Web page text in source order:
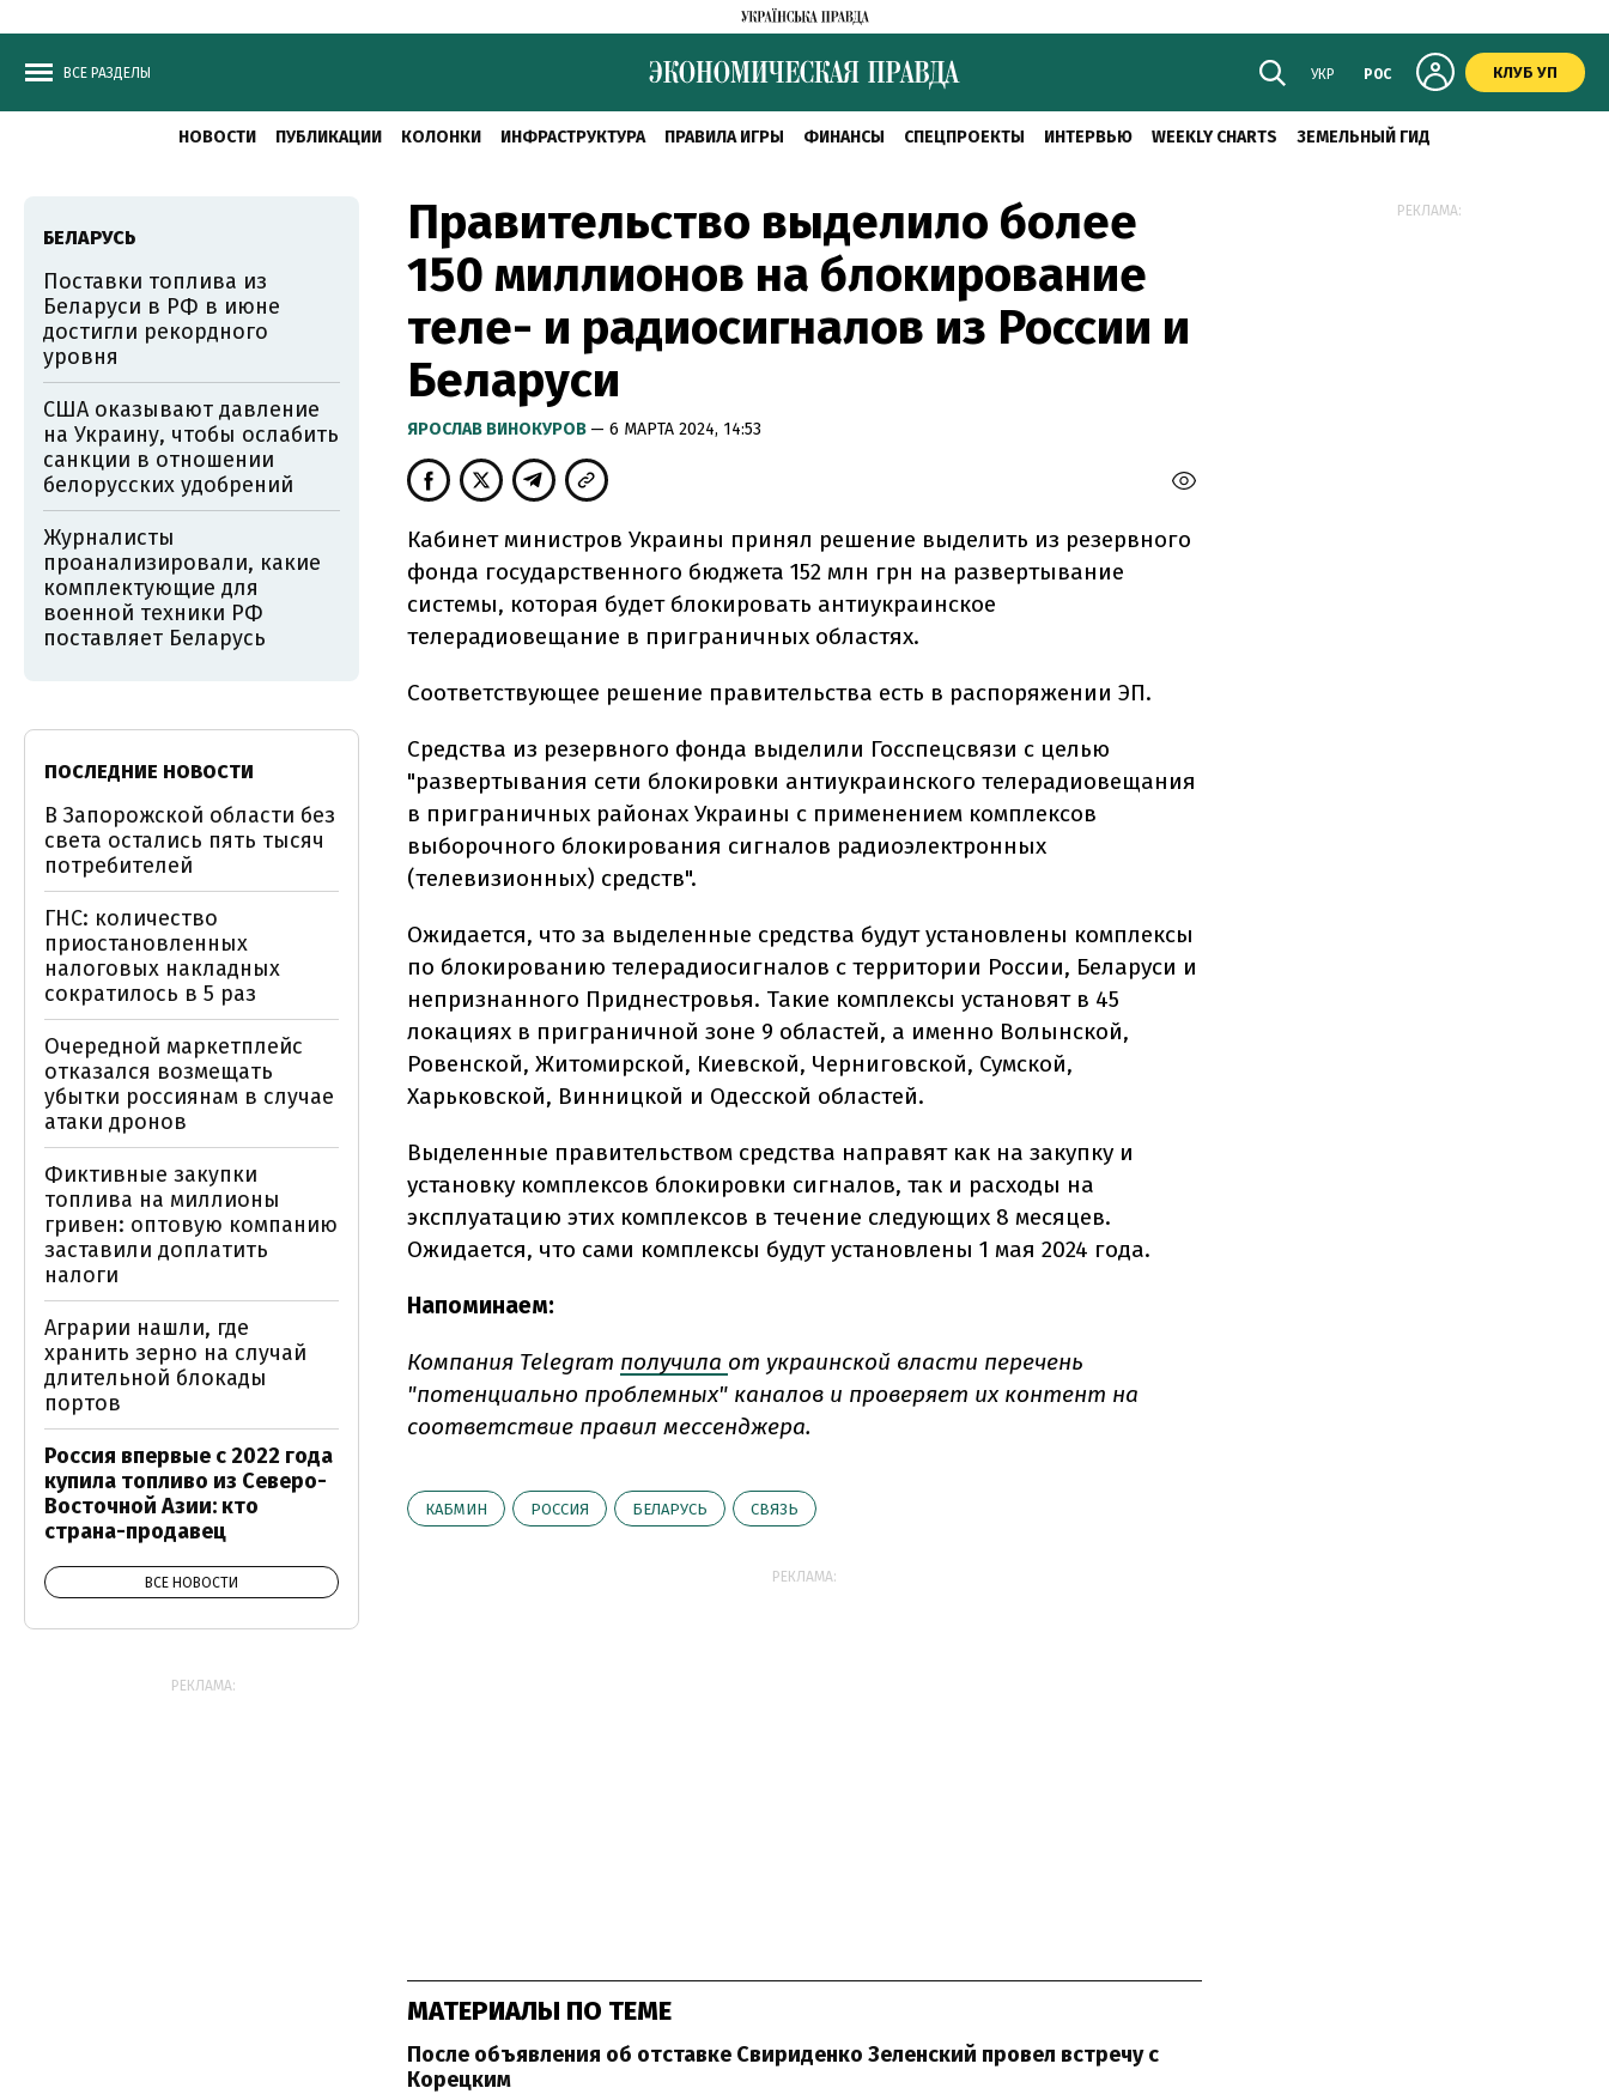
ВСЕ РАЗДЕЛЫ УКР РОС КЛУБ УП
НОВОСТИ ПУБЛИКАЦИИ КОЛОНКИ ИНФРАСТРУКТУРА ПРАВИЛА ИГРЫ ФИНАНСЫ СПЕЦПРОЕКТЫ ИНТЕРВЬЮ WEEKLY CHARTS ЗЕМЕЛЬНЫЙ ГИД
Правительство выделило более
150 миллионов на блокирование
теле- и радиосигналов из России и
Беларуси
ЯРОСЛАВ ВИНОКУРОВ — 6 МАРТА 2024, 14:53
Кабинет министров Украины принял решение выделить из резервного
фонда государственного бюджета 152 млн грн на развертывание
системы, которая будет блокировать антиукраинское
телерадиовещание в приграничных областях.
Соответствующее решение правительства есть в распоряжении ЭП.
Средства из резервного фонда выделили Госспецсвязи с целью
"развертывания сети блокировки антиукраинского телерадиовещания
в приграничных районах Украины с применением комплексов
выборочного блокирования сигналов радиоэлектронных
(телевизионных) средств".
Ожидается, что за выделенные средства будут установлены комплексы
по блокированию телерадиосигналов с территории России, Беларуси и
непризнанного Приднестровья. Такие комплексы установят в 45
локациях в приграничной зоне 9 областей, а именно Волынской,
Ровенской, Житомирской, Киевской, Черниговской, Сумской,
Харьковской, Винницкой и Одесской областей.
Выделенные правительством средства направят как на закупку и
установку комплексов блокировки сигналов, так и расходы на
эксплуатацию этих комплексов в течение следующих 8 месяцев.
Ожидается, что сами комплексы будут установлены 1 мая 2024 года.
Напоминаем:
Компания Telegram получила от украинской власти перечень
"потенциально проблемных" каналов и проверяет их контент на
соответствие правил мессенджера.
КАБМИН РОССИЯ БЕЛАРУСЬ СВЯЗЬ
РЕКЛАМА:
МАТЕРИАЛЫ ПО ТЕМЕ
После объявления об отставке Свириденко Зеленский провел встречу с
Корецким
БЕЛАРУСЬ
Поставки топлива из
Беларуси в РФ в июне
достигли рекордного
уровня
США оказывают давление
на Украину, чтобы ослабить
санкции в отношении
белорусских удобрений
Журналисты
проанализировали, какие
комплектующие для
военной техники РФ
поставляет Беларусь
ПОСЛЕДНИЕ НОВОСТИ
В Запорожской области без
света остались пять тысяч
потребителей
ГНС: количество
приостановленных
налоговых накладных
сократилось в 5 раз
Очередной маркетплейс
отказался возмещать
убытки россиянам в случае
атаки дронов
Фиктивные закупки
топлива на миллионы
гривен: оптовую компанию
заставили доплатить
налоги
Аграрии нашли, где
хранить зерно на случай
длительной блокады
портов
Россия впервые с 2022 года
купила топливо из Северо-
Восточной Азии: кто
страна-продавец
ВСЕ НОВОСТИ
РЕКЛАМА:
РЕКЛАМА: